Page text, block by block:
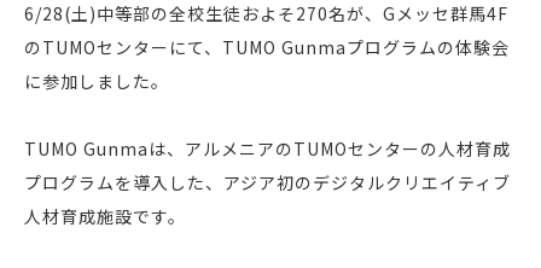
6/28(土)中等部の全校生徒およそ270名が、Gメッセ群馬4F
のTUMOセンターにて、TUMO Gunmaプログラムの体験会
に参加しました。
TUMO Gunmaは、アルメニアのTUMOセンターの人材育成
プログラムを導入した、アジア初のデジタルクリエイティブ
人材育成施設です。